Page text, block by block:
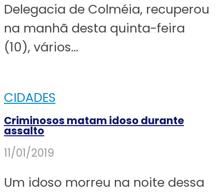
Delegacia de Colméia, recuperou
na manhã desta quinta-feira
(10), vários...
CIDADES
Criminosos matam idoso durante
assalto
11/01/2019
Um idoso morreu na noite dessa